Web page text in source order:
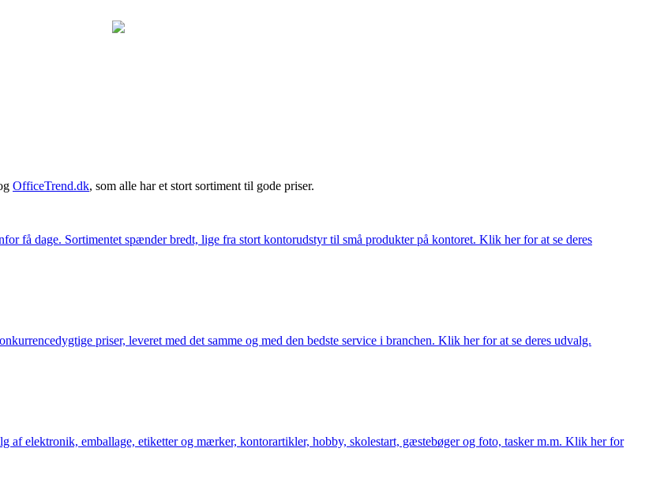
OfficeTrend.dk, som alle har et stort sortiment til gode priser.
få dage. Sortimentet spænder bredt, lige fra stort kontorudstyr til små produkter på kontoret. Klik her for at se deres
priser, leveret med det samme og med den bedste service i branchen. Klik her for at se deres udvalg.
af elektronik, emballage, etiketter og mærker, kontorartikler, hobby, skolestart, gæstebøger og foto, tasker m.m. Klik her for